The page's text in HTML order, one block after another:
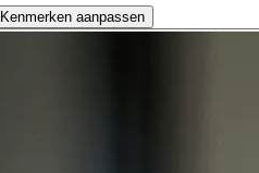
Kenmerken aanpassen